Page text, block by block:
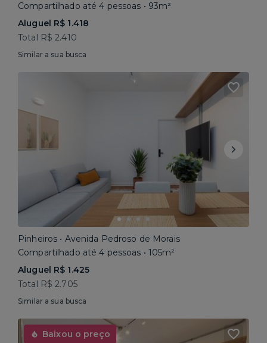
Compartilhado até 4 pessoas • 93m²
Aluguel R$ 1.418
Total R$ 2.410
Similar a sua busca
Pinheiros • Avenida Pedroso de Morais
Compartilhado até 4 pessoas • 105m²
Aluguel R$ 1.425
Total R$ 2.705
Similar a sua busca
Baixou o preço